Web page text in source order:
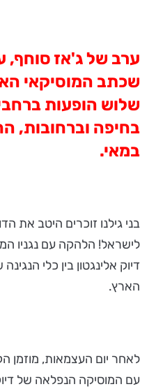
ערב של ג'אז סוחף,
שכתב המוסיקאי
שלוש הופעות
בחיפה וברחובות,
במאי.
בני גילנו זוכרים היטב את
לישראל! הלהקה עם נגניו
דיוק אלינגטון בין כלי
הארץ.
לאחר יום העצמאות, מוזמן
עם המוסיקה הנפלאה של